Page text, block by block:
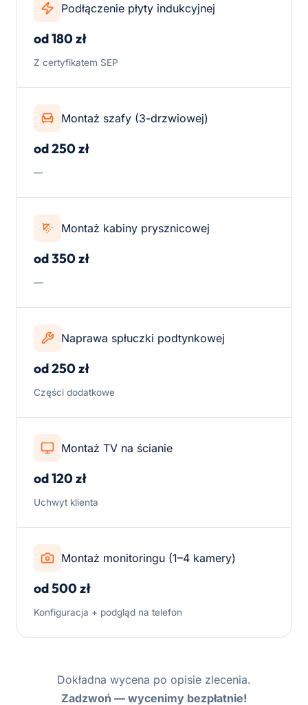
Podłączenie płyty indukcyjnej
od 180 zł
Z certyfikatem SEP
Montaż szafy (3-drzwiowej)
od 250 zł
—
Montaż kabiny prysznicowej
od 350 zł
—
Naprawa spłuczki podtynkowej
od 250 zł
Części dodatkowe
Montaż TV na ścianie
od 120 zł
Uchwyt klienta
Montaż monitoringu (1–4 kamery)
od 500 zł
Konfiguracja + podgląd na telefon
Dokładna wycena po opisie zlecenia.
Zadzwoń — wycenimy bezpłatnie!